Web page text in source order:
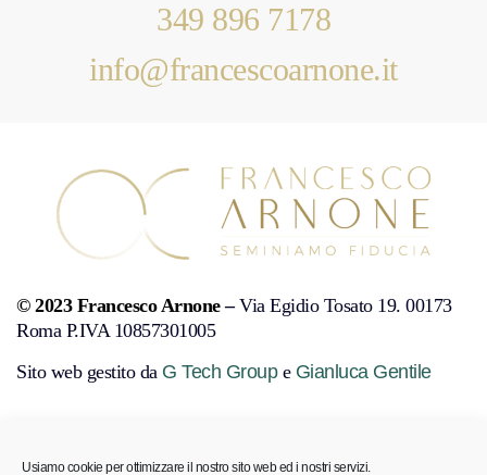
Usiamo cookie per ottimizzare il nostro sito web ed i nostri servizi.
349 896 7178
info@francescoarnone.it
© 2023 Francesco Arnone–Via Egidio Tosato 19. 00173
Roma P.IVA 10857301005
Sito web gestito da G Tech Groupe Gianluca Gentile